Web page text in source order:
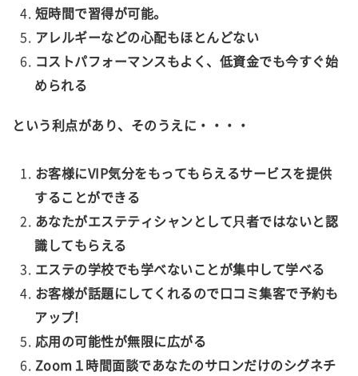
短時間で習得が可能。
アレルギーなどの心配もほとんどない
コストパフォーマンスもよく、低資金でも今すぐ始
められる
という利点があり、そのうえに・・・・
お客様にVIP気分をもってもらえるサービスを提供
することができる
あなたがエステティシャンとして只者ではないと認
識してもらえる
エステの学校でも学べないことが集中して学べる
お客様が話題にしてくれるので口コミ集客で予約も
アップ!
応用の可能性が無限に広がる
Zoom１時間面談であなたのサロンだけのシグネチ